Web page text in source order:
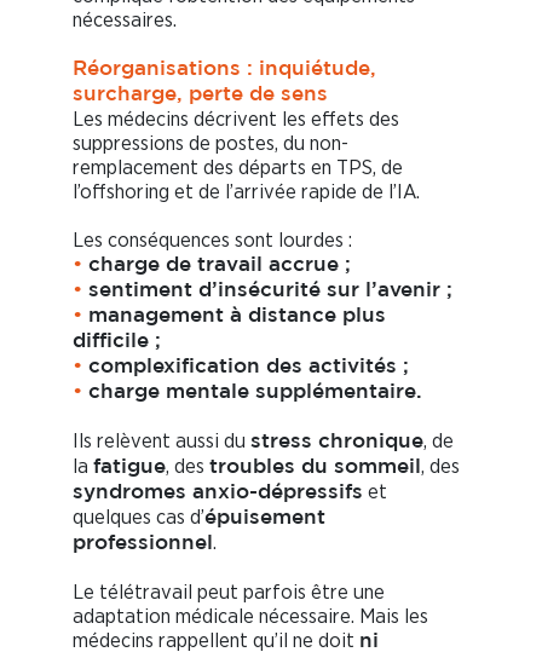
nécessaires.
Réorganisations : inquiétude,
surcharge, perte de sens
Les médecins décrivent les effets des
suppressions de postes, du non-
remplacement des départs en TPS, de
l’offshoring et de l’arrivée rapide de l’IA.
Les conséquences sont lourdes :
• charge de travail accrue ;
• sentiment d’insécurité sur l’avenir ;
• management à distance plus
difficile ;
• complexification des activités ;
• charge mentale supplémentaire.
Ils relèvent aussi du stress chronique, de
la fatigue, des troubles du sommeil , des
syndromes anxio-dépressifs et
quelques cas d’épuisement
professionnel .
Le télétravail peut parfois être une
adaptation médicale nécessaire. Mais les
médecins rappellent qu’il ne doit ni